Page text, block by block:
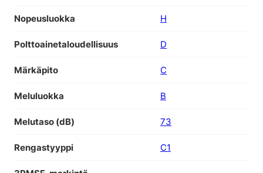
Nopeusluokka H
Polttoainetaloudellisuus D
Märkäpito C
Meluluokka B
Melutaso (dB) 73
Rengastyyppi C1